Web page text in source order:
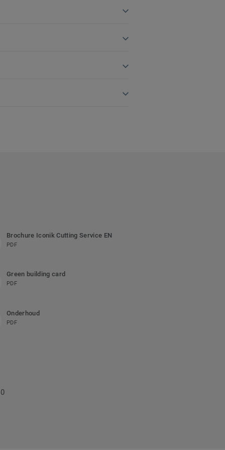
Brochure Iconik Cutting Service EN
PDF
Green building card
PDF
Onderhoud
PDF